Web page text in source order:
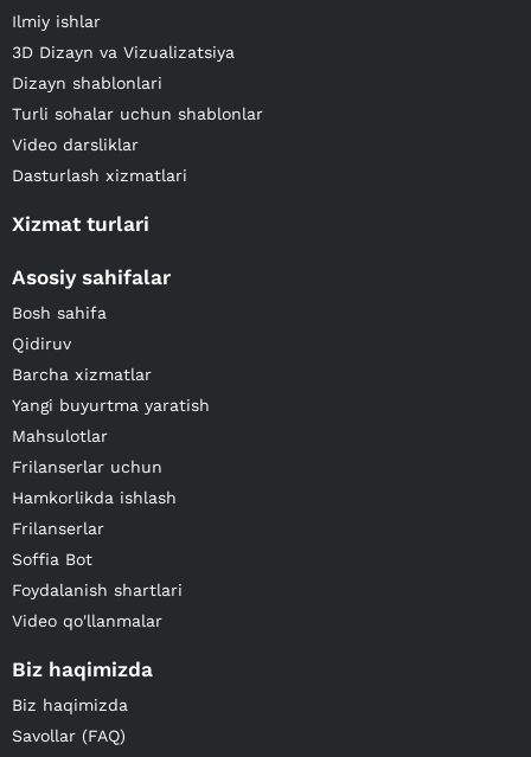
Ilmiy ishlar
3D Dizayn va Vizualizatsiya
Dizayn shablonlari
Turli sohalar uchun shablonlar
Video darsliklar
Dasturlash xizmatlari
Xizmat turlari
Asosiy sahifalar
Bosh sahifa
Qidiruv
Barcha xizmatlar
Yangi buyurtma yaratish
Mahsulotlar
Frilanserlar uchun
Hamkorlikda ishlash
Frilanserlar
Soffia Bot
Foydalanish shartlari
Video qo'llanmalar
Biz haqimizda
Biz haqimizda
Savollar (FAQ)